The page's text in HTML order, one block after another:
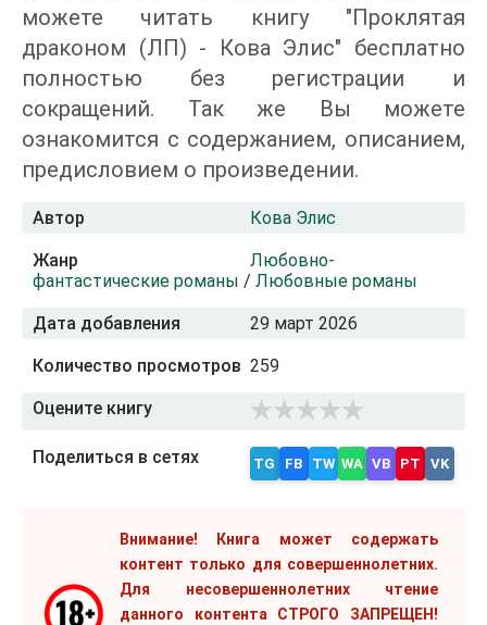
можете читать книгу "Проклятая
драконом (ЛП) - Кова Элис" бесплатно
полностью без регистрации и
сокращений. Так же Вы можете
ознакомится с содержанием, описанием,
предисловием о произведении.
Автор Кова Элис
Жанр
Любовно-
фантастические романы / Любовные романы
Дата добавления 29 март 2026
Количество просмотров 259
Оцените книгу
Поделиться в сетях TG FB TW WA VB PT VK
Внимание! Книга может содержать
контент только для совершеннолетних.
Для несовершеннолетних чтение
данного контента СТРОГО ЗАПРЕЩЕН!